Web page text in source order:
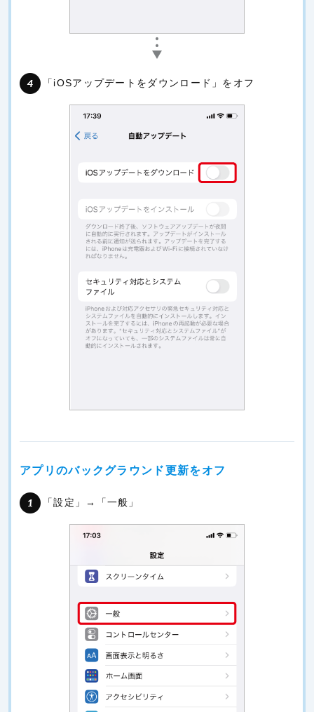
「iOSアップデートをダウンロード」をオフ
アプリのバックグラウンド更新をオフ
「設定」→「一般」